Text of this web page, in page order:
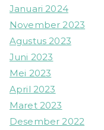
Januari 2024
November 2023
Agustus 2023
Juni 2023
Mei 2023
April 2023
Maret 2023
Desember 2022